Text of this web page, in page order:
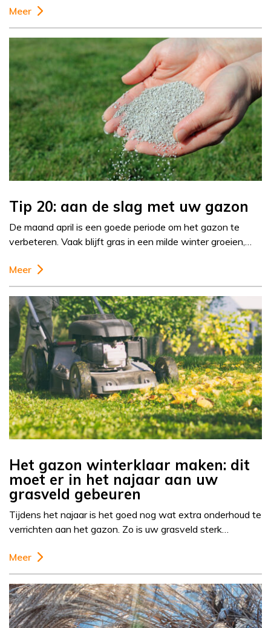
Meer
Tip 20: aan de slag met uw gazon
De maand april is een goede periode om het gazon te
verbeteren. Vaak blijft gras in een milde winter groeien,…
Meer
Het gazon winterklaar maken: dit
moet er in het najaar aan uw
grasveld gebeuren
Tijdens het najaar is het goed nog wat extra onderhoud te
verrichten aan het gazon. Zo is uw grasveld sterk…
Meer